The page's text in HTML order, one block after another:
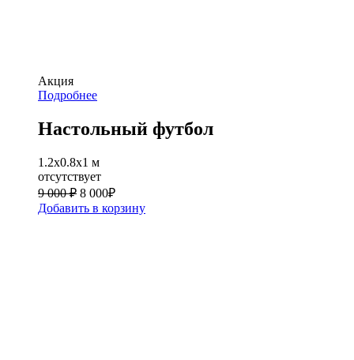
Акция
Подробнее
Настольный футбол
1.2x0.8x1 м
отсутствует
9 000 ₽ 8 000₽
Добавить в корзину